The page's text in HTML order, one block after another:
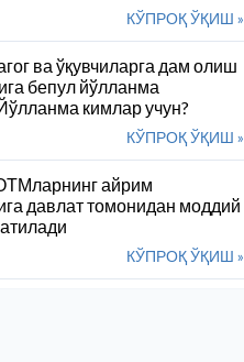
КЎПРОҚ ЎҚИШ »
ва ўқувчиларга дам олиш
бепул йўлланма
кимлар учун?
КЎПРОҚ ЎҚИШ »
айрим
давлат томонидан моддий
КЎПРОҚ ЎҚИШ »